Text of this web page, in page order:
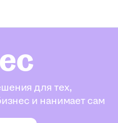
для тех,
и нанимает сам